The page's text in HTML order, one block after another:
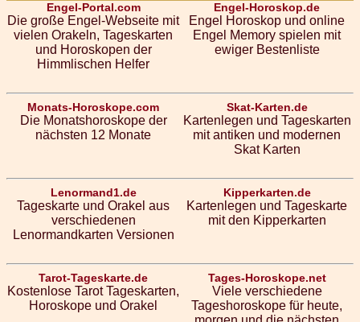
Engel-Portal.com
Die große Engel-Webseite mit
vielen Orakeln, Tageskarten
und Horoskopen der
Himmlischen Helfer
Engel-Horoskop.de
Engel Horoskop und online
Engel Memory spielen mit
ewiger Bestenliste
Monats-Horoskope.com
Die Monatshoroskope der
nächsten 12 Monate
Skat-Karten.de
Kartenlegen und Tageskarten
mit antiken und modernen
Skat Karten
Lenormand1.de
Tageskarte und Orakel aus
verschiedenen
Lenormandkarten Versionen
Kipperkarten.de
Kartenlegen und Tageskarte
mit den Kipperkarten
Tarot-Tageskarte.de
Kostenlose Tarot Tageskarten,
Horoskope und Orakel
Tages-Horoskope.net
Viele verschiedene
Tageshoroskope für heute,